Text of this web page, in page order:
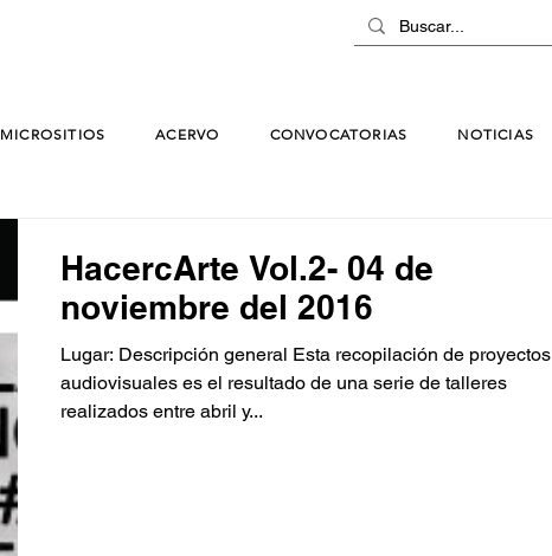
MICROSITIOS ACERVO CONVOCATORIAS NOTICIAS
HacercArte Vol.2- 04 de
noviembre del 2016
Lugar: Descripción general Esta recopilación de proyectos
audiovisuales es el resultado de una serie de talleres
realizados entre abril y...